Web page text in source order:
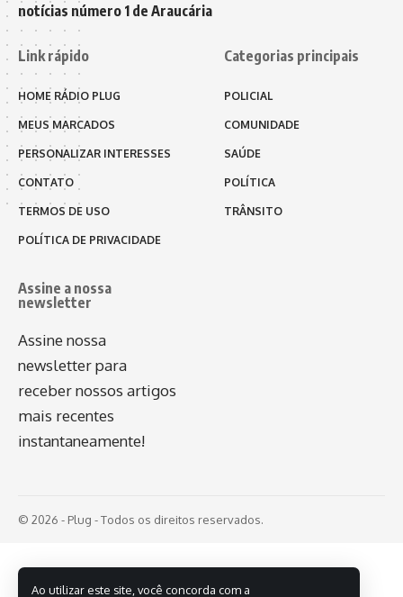
Ao utilizar este site, você concorda com a
notícias número 1 de Araucária
Link rápido
HOME RÁDIO PLUG
MEUS MARCADOS
PERSONALIZAR INTERESSES
CONTATO
TERMOS DE USO
POLÍTICA DE PRIVACIDADE
Categorias principais
POLICIAL
COMUNIDADE
SAÚDE
POLÍTICA
TRÂNSITO
Assine a nossa
newsletter
Assine nossa
newsletter para
receber nossos artigos
mais recentes
instantaneamente!
© 2026 - Plug - Todos os direitos reservados.